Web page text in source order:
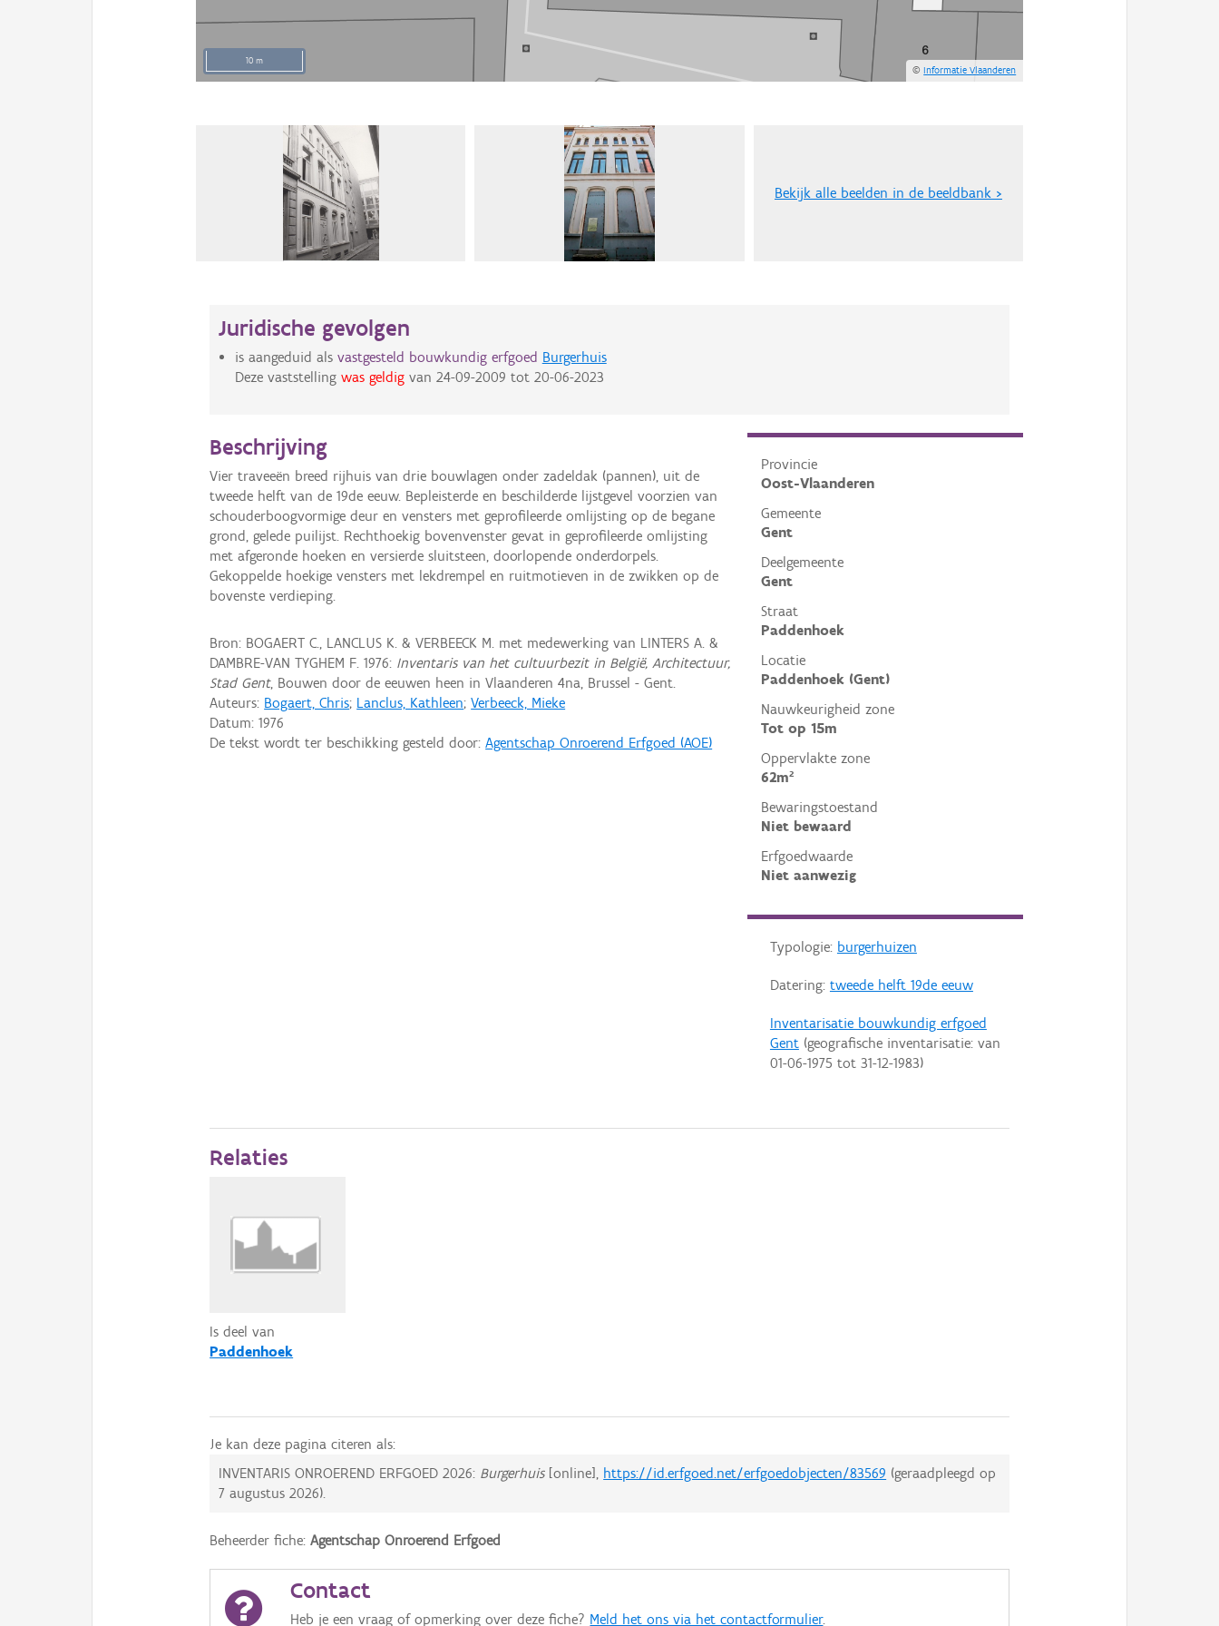
10 m
©Informatie Vlaanderen
Bekijk alle beelden in de beeldbank >
Juridische gevolgen
is aangeduid als vastgesteld bouwkundig erfgoed Burgerhuis
Deze vaststelling was geldigvan 24-09-2009 tot 20-06-2023
Provincie
Oost-Vlaanderen
Gemeente
Gent
Deelgemeente
Gent
Straat
Paddenhoek
Locatie
Paddenhoek (Gent)
Nauwkeurigheid zone
Tot op 15m
Oppervlakte zone
62m²
Bewaringstoestand
Niet bewaard
Erfgoedwaarde
Niet aanwezig
Typologie: burgerhuizen
Datering: tweede helft 19de eeuw
Inventarisatie bouwkundig erfgoed
Gent(geografische inventarisatie: van
01-06-1975 tot 31-12-1983)
Beschrijving
Vier traveeën breed rijhuis van drie bouwlagen onder zadeldak (pannen), uit de
tweede helft van de 19de eeuw. Bepleisterde en beschilderde lijstgevel voorzien van
schouderboogvormige deur en vensters met geprofileerde omlijsting op de begane
grond, gelede puilijst. Rechthoekig bovenvenster gevat in geprofileerde omlijsting
met afgeronde hoeken en versierde sluitsteen, doorlopende onderdorpels.
Gekoppelde hoekige vensters met lekdrempel en ruitmotieven in de zwikken op de
bovenste verdieping.
Bron: BOGAERT C., LANCLUS K. & VERBEECK M. met medewerking van LINTERS A. &
DAMBRE-VAN TYGHEM F. 1976: Inventaris van het cultuurbezit in België, Architectuur,
Stad Gent, Bouwen door de eeuwen heen in Vlaanderen 4na, Brussel - Gent.
Auteurs: Bogaert, Chris; Lanclus, Kathleen;Verbeeck, Mieke
Datum:1976
De tekst wordt ter beschikking gesteld door:Agentschap Onroerend Erfgoed (AOE)
Relaties
Is deel van
Paddenhoek
Je kan deze pagina citeren als:
INVENTARIS ONROEREND ERFGOED 2026: Burgerhuis[online], https://id.erfgoed.net/erfgoedobjecten/83569 (geraadpleegd op
7 augustus 2026).
Beheerder fiche:Agentschap Onroerend Erfgoed
Contact
Heb je een vraag of opmerking over deze fiche? Meld het ons via het contactformulier.